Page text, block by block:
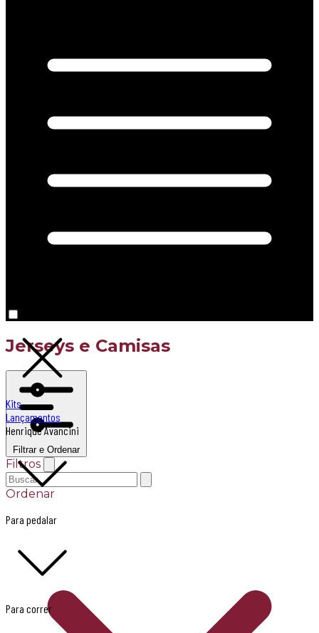
Kits
Lançamentos
Henrique Avancini
Para pedalar
Para correr
Jerseys e Camisas
Filtrar e Ordenar
Filtros
Ordenar